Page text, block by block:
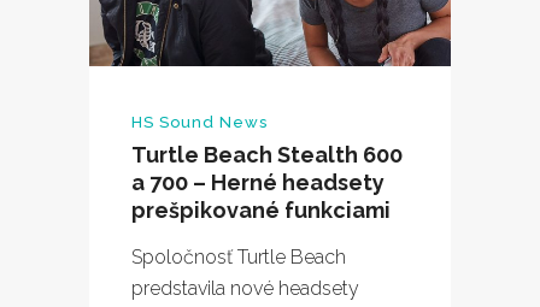
HS Sound News
Turtle Beach Stealth 600
a 700 – Herné headsety
prešpikované funkciami
Spoločnosť Turtle Beach
predstavila nové headsety